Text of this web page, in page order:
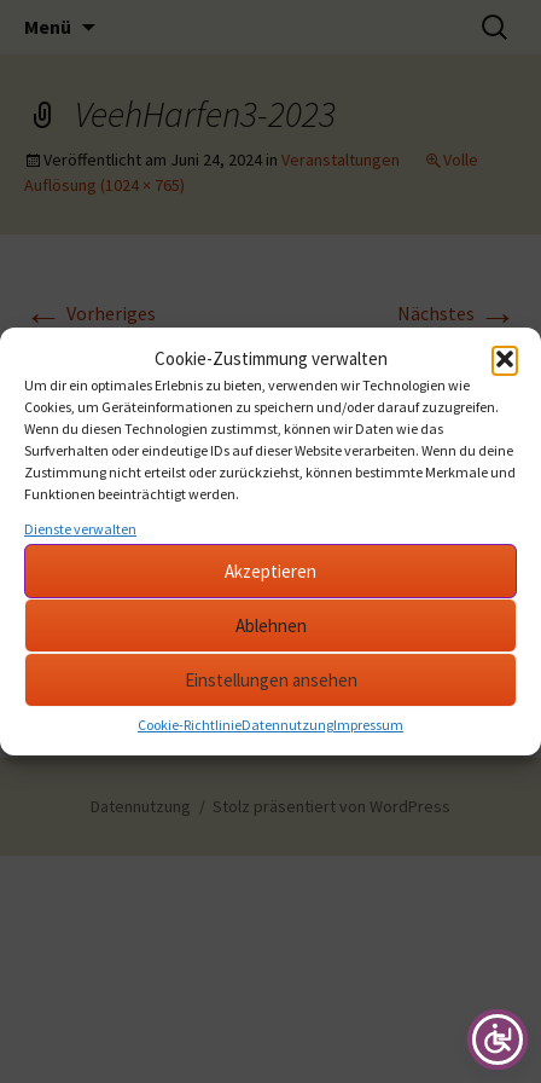
Cookie-Zustimmung verwalten
Um dir ein optimales Erlebnis zu bieten, verwenden wir Technologien wie
Cookies, um Geräteinformationen zu speichern und/oder darauf zuzugreifen.
Wenn du diesen Technologien zustimmst, können wir Daten wie das
Surfverhalten oder eindeutige IDs auf dieser Website verarbeiten. Wenn du deine
Zustimmung nicht erteilst oder zurückziehst, können bestimmte Merkmale und
Funktionen beeinträchtigt werden.
Dienste verwalten
Akzeptieren
Ablehnen
Einstellungen ansehen
Cookie-RichtlinieDatennutzungImpressum
Muse e.V.
Musik-Förderverein für musikalisches
Menü
Suchen
nach:
VeehHarfen3-2023
Veröffentlicht am Juni 24, 2024 in Veranstaltungen
Volle
Auflösung (1024 × 765)
← Vorheriges Nächstes →
Datennutzung Stolz präsentiert von WordPress